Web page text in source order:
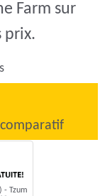
Farm sur
prix.
- Tzum